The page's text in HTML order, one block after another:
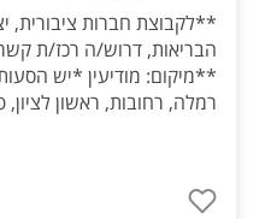
**לקבוצת חברות ציבורית,
הבריאות, דרוש/ה רכז/ת
**מיקום: מודיעין *יש
רמלה, רחובות, ראשון לציון,